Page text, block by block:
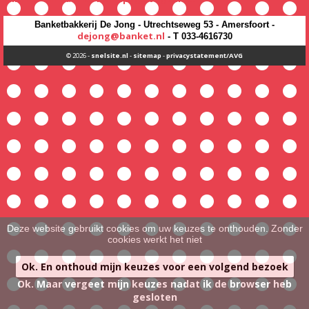
Banketbakkerij De Jong - Utrechtseweg 53 - Amersfoort -
dejong@banket.nl - T 033-4616730
© 2026 - snelsite.nl- sitemap -privacystatement/AVG
Deze website gebruikt cookies om uw keuzes te onthouden. Zonder
cookies werkt het niet
Ok. En onthoud mijn keuzes voor een volgend bezoek
Ok. Maar vergeet mijn keuzes nadat ik de browser heb
gesloten